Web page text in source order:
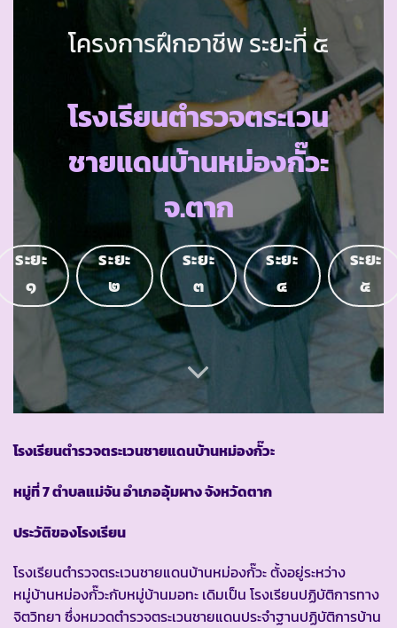
โครงการฝึกอาชีพ ระยะที่ ๕
โรงเรียนตำรวจตระเวน
ชายแดนบ้านหม่องกั๊วะ
จ.ตาก
ระยะ
๑
ระยะ
๒
ระยะ
๓
ระยะ
๔
ระยะ
๕
โรงเรียนตำรวจตระเวนชายแดนบ้านหม่องกั๊วะ
หมู่ที่ 7 ตำบลแม่จัน อำเภออุ้มผาง จังหวัดตาก
ประวัติของโรงเรียน
โรงเรียนตำรวจตระเวนชายแดนบ้านหม่องกั๊วะ ตั้งอยู่ระหว่าง
หมู่บ้านหม่องกั๊วะกับหมู่บ้านมอทะ เดิมเป็น โรงเรียนปฏิบัติการทาง
จิตวิทยา ซึ่งหมวดตำรวจตระเวนชายแดนประจำฐานปฏิบัติการบ้าน